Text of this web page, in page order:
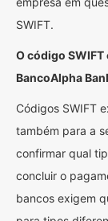
SWIFT.
O código
BancoAlpha
Códigos SWIFT
também para a
confirmar qual
concluir o
bancos exigem